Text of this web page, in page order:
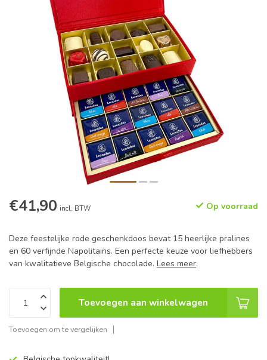
€41,90 incl. BTW Op voorraad
Deze feestelijke rode geschenkdoos bevat 15 heerlijke pralines
en 60 verfijnde Napolitains. Een perfecte keuze voor liefhebbers
van kwalitatieve Belgische chocolade. Lees meer.
Toevoegen aan winkelwagen
Toevoegen om te vergelijken